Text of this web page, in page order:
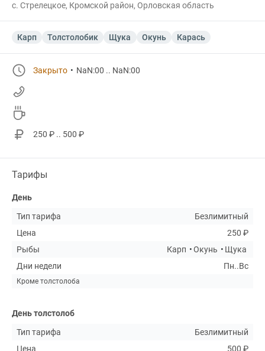
с. Стрелецкое, Кромской район, Орловская область
Карп Толстолобик Щука Окунь Карась
Закрыто NaN:00 .. NaN:00
250 ₽ .. 500 ₽
Тарифы
День
Тип тарифа
Безлимитный
Цена
250 ₽
Рыбы
Карп Окунь
Щука
Дни недели
Пн..Вс
Кроме толстолоба
День толстолоб
Тип тарифа
Безлимитный
Цена
500 ₽